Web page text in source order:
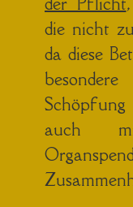
die nicht
da diese
auch